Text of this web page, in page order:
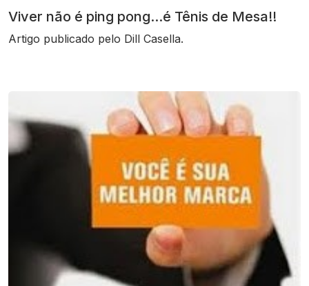
Viver não é ping pong...é Tênis de Mesa!!
Artigo publicado pelo Dill Casella.